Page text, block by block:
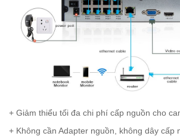
+ Giảm thiểu tối đa chi phí cấp nguồn cho
+ Không cần Adapter nguồn, không dây cấp